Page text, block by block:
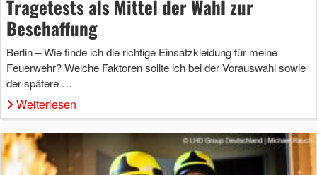
Tragetests als Mittel der Wahl zur
Beschaffung
Berlin – Wie finde ich die richtige Einsatzkleidung für meine
Feuerwehr? Welche Faktoren sollte ich bei der Vorauswahl sowie
der spätere …
Weiterlesen